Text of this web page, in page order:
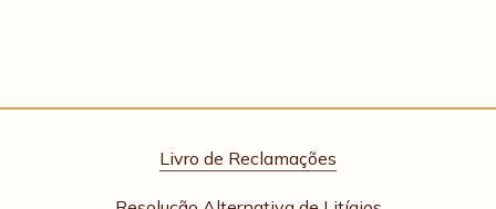
Livro de Reclamações